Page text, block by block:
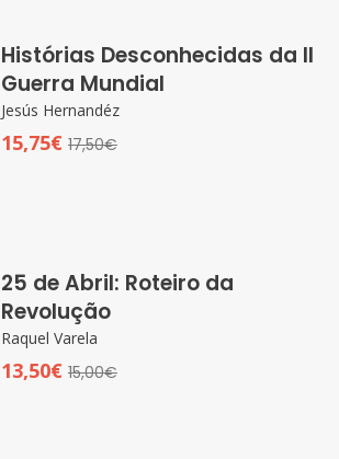
Histórias Desconhecidas da II
Guerra Mundial
Jesús Hernandéz
15,75€ 17,50€
25 de Abril: Roteiro da
Revolução
Raquel Varela
13,50€ 15,00€